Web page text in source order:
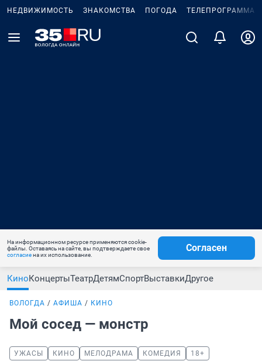
НЕДВИЖИМОСТЬ ЗНАКОМСТВА ПОГОДА ТЕЛЕПРОГРАММА
На информационном ресурсе применяются cookie-
файлы. Оставаясь на сайте, вы подтверждаете свое
согласиена их использование.
Согласен
КиноКонцертыТеатрДетямСпортВыставкиДругое
ВОЛОГДА АФИША КИНО
Мой сосед — монстр
УЖАСЫ КИНО МЕЛОДРАМА КОМЕДИЯ 18+